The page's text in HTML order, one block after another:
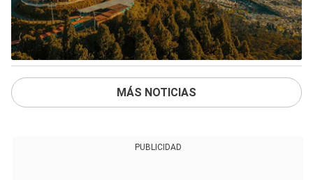
MÁS NOTICIAS
PUBLICIDAD